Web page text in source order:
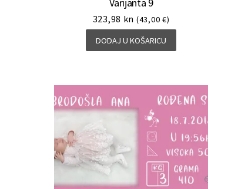
323,98 kn (43,00 €)
DODAJ U KOŠARICU